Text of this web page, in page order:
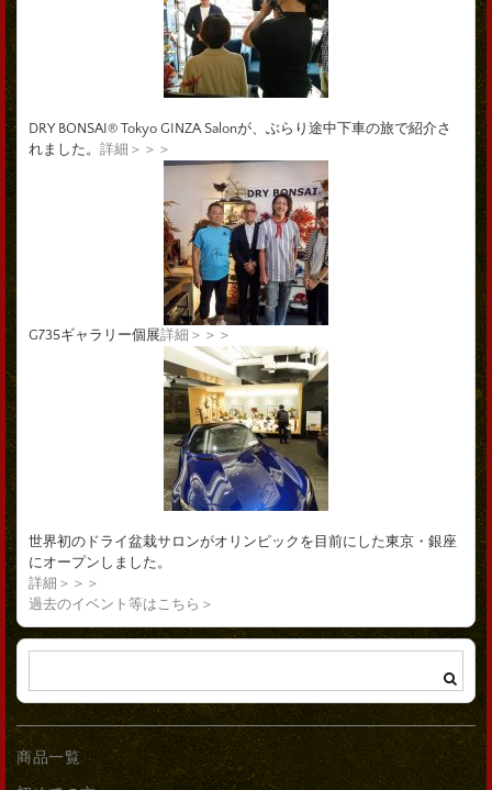
DRY BONSAI® Tokyo GINZA Salonが、ぶらり途中下車の旅で紹介さ
れました。 詳細＞＞＞
G735ギャラリー個展詳細＞＞＞
世界初のドライ盆栽サロンがオリンピックを目前にした東京・銀座
にオープンしました。
詳細＞＞＞
過去のイベント等はこちら＞
商品一覧